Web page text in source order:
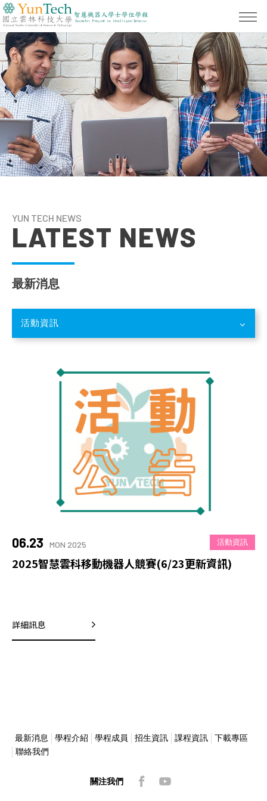
YUN TECH NEWS
LATEST NEWS
最新消息
活動資訊
06.23 MON 2025 活動資訊
2025智慧雲科移動機器人競賽(6/23更新資訊)
詳細訊息
最新消息 學程介紹 學程成員 招生資訊 課程資訊
下載專區
聯絡我們
關注我們